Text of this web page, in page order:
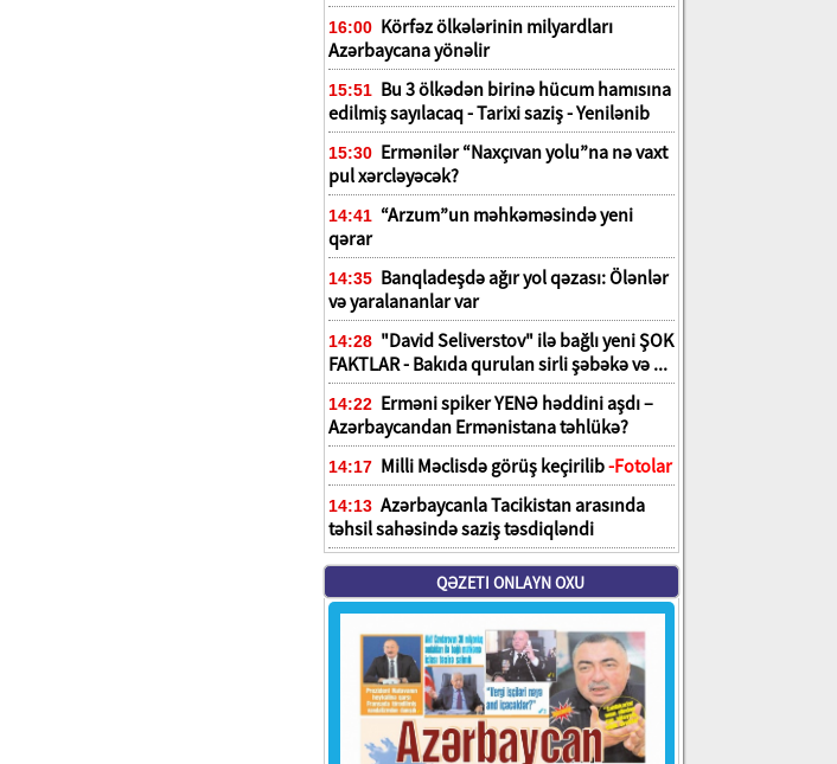
16:00 Körfəz ölkələrinin milyardları
Azərbaycana yönəlir
15:51 Bu 3 ölkədən birinə hücum hamısına
edilmiş sayılacaq - Tarixi saziş - Yenilənib
15:30 Ermənilər “Naxçıvan yolu”na nə vaxt
pul xərcləyəcək?
14:41 “Arzum”un məhkəməsində yeni
qərar
14:35 Banqladeşdə ağır yol qəzası: Ölənlər
və yaralananlar var
14:28 "David Seliverstov" ilə bağlı yeni ŞOK
FAKTLAR - Bakıda qurulan sirli şəbəkə və ...
14:22 Erməni spiker YENƏ həddini aşdı –
Azərbaycandan Ermənistana təhlükə?
14:17 Milli Məclisdə görüş keçirilib-Fotolar
14:13 Azərbaycanla Tacikistan arasında
təhsil sahəsində saziş təsdiqləndi
QƏZETI ONLAYN OXU